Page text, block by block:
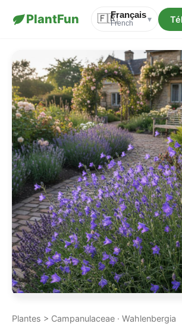
PlantFun 🇫🇷Français
French ▾
Plantes > Campanulaceae · Wahlenbergia